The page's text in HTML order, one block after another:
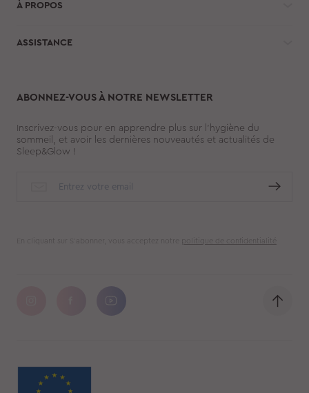
À PROPOS
ASSISTANCE
ABONNEZ-VOUS À NOTRE NEWSLETTER
Inscrivez-vous pour en apprendre plus sur l’hygiène du
sommeil, et avoir les dernières nouveautés et actualités de
Sleep&Glow !
En cliquant sur S'abonner, vous acceptez notre politique de confidentialité